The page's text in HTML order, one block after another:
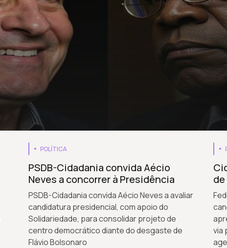
POLÍTICA
PSDB-Cidadania convida Aécio
Neves a concorrer à Presidência
PSDB-Cidadania convida Aécio Neves a avaliar
candidatura presidencial, com apoio do
Solidariedade, para consolidar projeto de
centro democrático diante do desgaste de
Flávio Bolsonaro
via